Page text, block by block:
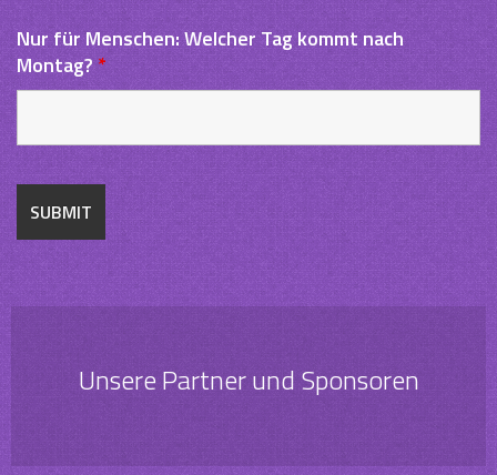
Nur für Menschen: Welcher Tag kommt nach
Montag? *
Unsere Partner und Sponsoren